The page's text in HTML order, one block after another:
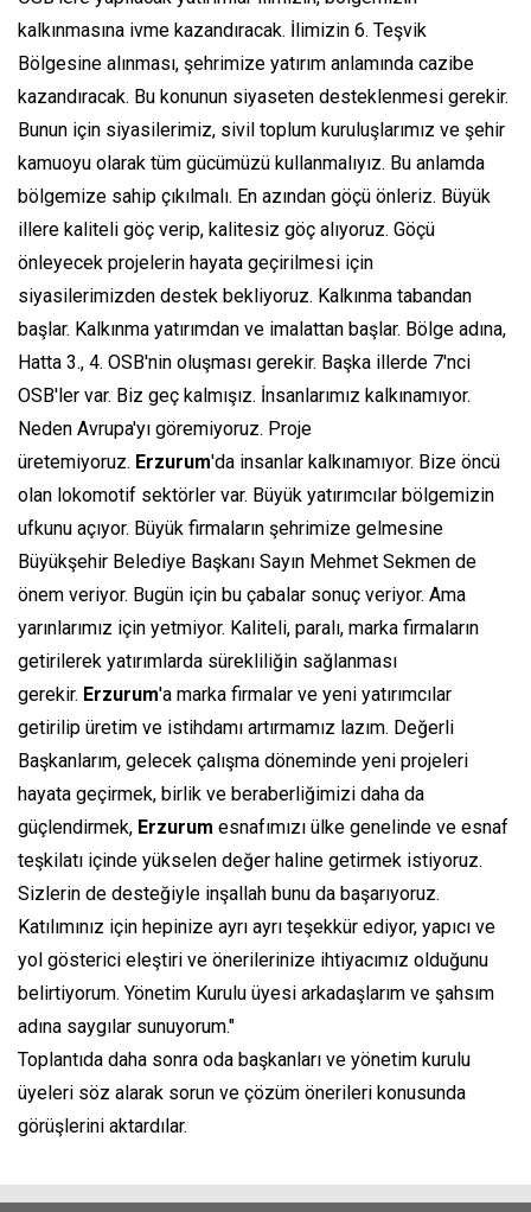
kalkınmasına ivme kazandıracak. İlimizin 6. Teşvik
Bölgesine alınması, şehrimize yatırım anlamında cazibe
kazandıracak. Bu konunun siyaseten desteklenmesi gerekir.
Bunun için siyasilerimiz, sivil toplum kuruluşlarımız ve şehir
kamuoyu olarak tüm gücümüzü kullanmalıyız. Bu anlamda
bölgemize sahip çıkılmalı. En azından göçü önleriz. Büyük
illere kaliteli göç verip, kalitesiz göç alıyoruz. Göçü
önleyecek projelerin hayata geçirilmesi için
siyasilerimizden destek bekliyoruz. Kalkınma tabandan
başlar. Kalkınma yatırımdan ve imalattan başlar. Bölge adına,
Hatta 3., 4. OSB'nin oluşması gerekir. Başka illerde 7'nci
OSB'ler var. Biz geç kalmışız. İnsanlarımız kalkınamıyor.
Neden Avrupa'yı göremiyoruz. Proje
üretemiyoruz. Erzurum'da insanlar kalkınamıyor. Bize öncü
olan lokomotif sektörler var. Büyük yatırımcılar bölgemizin
ufkunu açıyor. Büyük firmaların şehrimize gelmesine
Büyükşehir Belediye Başkanı Sayın Mehmet Sekmen de
önem veriyor. Bugün için bu çabalar sonuç veriyor. Ama
yarınlarımız için yetmiyor. Kaliteli, paralı, marka firmaların
getirilerek yatırımlarda sürekliliğin sağlanması
gerekir. Erzurum'a marka firmalar ve yeni yatırımcılar
getirilip üretim ve istihdamı artırmamız lazım. Değerli
Başkanlarım, gelecek çalışma döneminde yeni projeleri
hayata geçirmek, birlik ve beraberliğimizi daha da
güçlendirmek, Erzurum esnafımızı ülke genelinde ve esnaf
teşkilatı içinde yükselen değer haline getirmek istiyoruz.
Sizlerin de desteğiyle inşallah bunu da başarıyoruz.
Katılımınız için hepinize ayrı ayrı teşekkür ediyor, yapıcı ve
yol gösterici eleştiri ve önerilerinize ihtiyacımız olduğunu
belirtiyorum. Yönetim Kurulu üyesi arkadaşlarım ve şahsım
adına saygılar sunuyorum."
Toplantıda daha sonra oda başkanları ve yönetim kurulu
üyeleri söz alarak sorun ve çözüm önerileri konusunda
görüşlerini aktardılar.